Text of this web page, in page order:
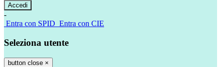
-
Entra con SPID Entra con CIE
Seleziona utente
button close ×